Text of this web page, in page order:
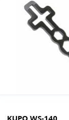
KUPO WS-140